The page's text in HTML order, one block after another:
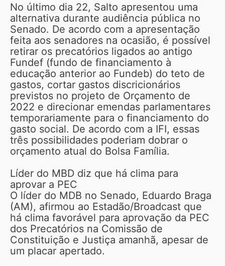
No último dia 22, Salto apresentou uma
alternativa durante audiência pública no
Senado. De acordo com a apresentação
feita aos senadores na ocasião, é possível
retirar os precatórios ligados ao antigo
Fundef (fundo de financiamento à
educação anterior ao Fundeb) do teto de
gastos, cortar gastos discricionários
previstos no projeto de Orçamento de
2022 e direcionar emendas parlamentares
temporariamente para o financiamento do
gasto social. De acordo com a IFI, essas
três possibilidades poderiam dobrar o
orçamento atual do Bolsa Família.
Líder do MBD diz que há clima para
aprovar a PEC
O líder do MDB no Senado, Eduardo Braga
(AM), afirmou ao Estadão/Broadcast que
há clima favorável para aprovação da PEC
dos Precatórios na Comissão de
Constituição e Justiça amanhã, apesar de
um placar apertado.